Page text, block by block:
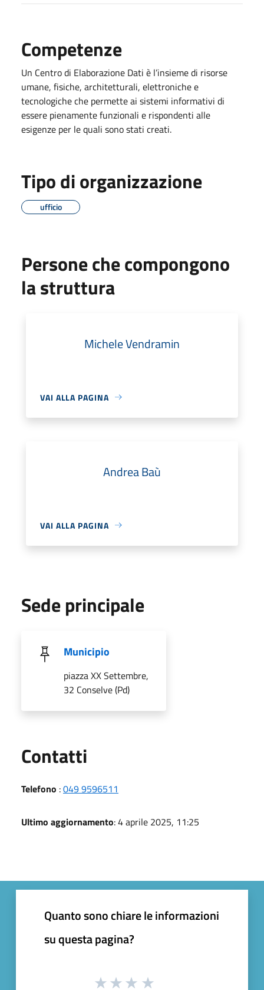
Competenze
Un Centro di Elaborazione Dati è l’insieme di risorse
umane, fisiche, architetturali, elettroniche e
tecnologiche che permette ai sistemi informativi di
essere pienamente funzionali e rispondenti alle
esigenze per le quali sono stati creati.
Tipo di organizzazione
ufficio
Persone che compongono
la struttura
Michele Vendramin
VAI ALLA PAGINA
Andrea Baù
VAI ALLA PAGINA
Sede principale
Municipio
piazza XX Settembre,
32 Conselve (Pd)
Contatti
Telefono :049 9596511
Ultimo aggiornamento: 4 aprile 2025, 11:25
Quanto sono chiare le informazioni
su questa pagina?